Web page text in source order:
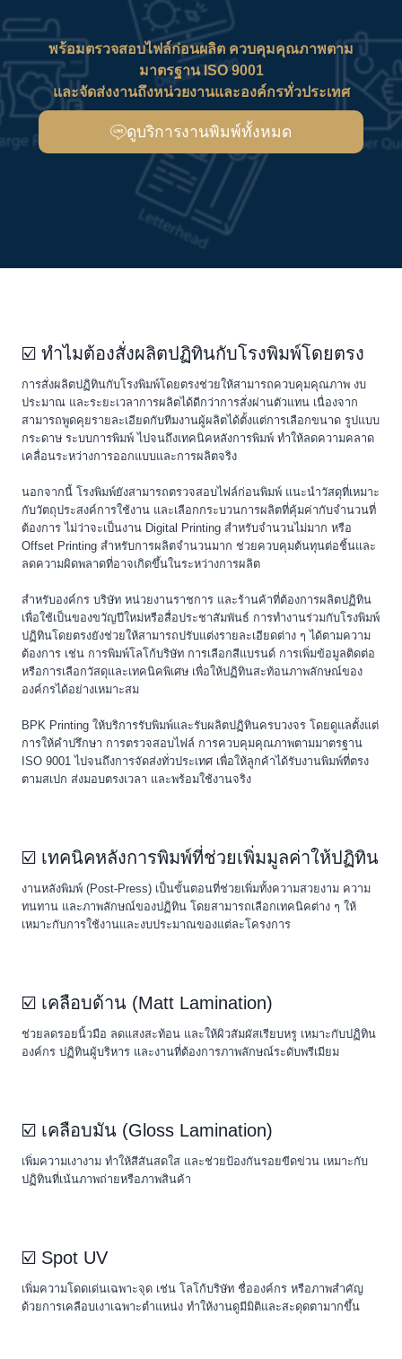
พร้อมตรวจสอบไฟล์ก่อนผลิต ควบคุมคุณภาพตาม
มาตรฐาน ISO 9001
และจัดส่งงานถึงหน่วยงานและองค์กรทั่วประเทศ
ดูบริการงานพิมพ์ทั้งหมด
☑️ ทำไมต้องสั่งผลิตปฏิทินกับโรงพิมพ์โดยตรง
การสั่งผลิตปฏิทินกับโรงพิมพ์โดยตรงช่วยให้สามารถควบคุมคุณภาพ งบ
ประมาณ และระยะเวลาการผลิตได้ดีกว่าการสั่งผ่านตัวแทน เนื่องจาก
สามารถพูดคุยรายละเอียดกับทีมงานผู้ผลิตได้ตั้งแต่การเลือกขนาด รูปแบบ
กระดาษ ระบบการพิมพ์ ไปจนถึงเทคนิคหลังการพิมพ์ ทำให้ลดความคลาด
เคลื่อนระหว่างการออกแบบและการผลิตจริง
นอกจากนี้ โรงพิมพ์ยังสามารถตรวจสอบไฟล์ก่อนพิมพ์ แนะนำวัสดุที่เหมาะ
กับวัตถุประสงค์การใช้งาน และเลือกกระบวนการผลิตที่คุ้มค่ากับจำนวนที่
ต้องการ ไม่ว่าจะเป็นงาน Digital Printing สำหรับจำนวนไม่มาก หรือ
Offset Printing สำหรับการผลิตจำนวนมาก ช่วยควบคุมต้นทุนต่อชิ้นและ
ลดความผิดพลาดที่อาจเกิดขึ้นในระหว่างการผลิต
สำหรับองค์กร บริษัท หน่วยงานราชการ และร้านค้าที่ต้องการผลิตปฏิทิน
เพื่อใช้เป็นของขวัญปีใหม่หรือสื่อประชาสัมพันธ์ การทำงานร่วมกับโรงพิมพ์
ปฏิทินโดยตรงยังช่วยให้สามารถปรับแต่งรายละเอียดต่าง ๆ ได้ตามความ
ต้องการ เช่น การพิมพ์โลโก้บริษัท การเลือกสีแบรนด์ การเพิ่มข้อมูลติดต่อ
หรือการเลือกวัสดุและเทคนิคพิเศษ เพื่อให้ปฏิทินสะท้อนภาพลักษณ์ของ
องค์กรได้อย่างเหมาะสม
BPK Printing ให้บริการรับพิมพ์และรับผลิตปฏิทินครบวงจร โดยดูแลตั้งแต่
การให้คำปรึกษา การตรวจสอบไฟล์ การควบคุมคุณภาพตามมาตรฐาน
ISO 9001 ไปจนถึงการจัดส่งทั่วประเทศ เพื่อให้ลูกค้าได้รับงานพิมพ์ที่ตรง
ตามสเปก ส่งมอบตรงเวลา และพร้อมใช้งานจริง
☑️ เทคนิคหลังการพิมพ์ที่ช่วยเพิ่มมูลค่าให้ปฏิทิน
งานหลังพิมพ์ (Post-Press) เป็นขั้นตอนที่ช่วยเพิ่มทั้งความสวยงาม ความ
ทนทาน และภาพลักษณ์ของปฏิทิน โดยสามารถเลือกเทคนิคต่าง ๆ ให้
เหมาะกับการใช้งานและงบประมาณของแต่ละโครงการ
☑️ เคลือบด้าน (Matt Lamination)
ช่วยลดรอยนิ้วมือ ลดแสงสะท้อน และให้ผิวสัมผัสเรียบหรู เหมาะกับปฏิทิน
องค์กร ปฏิทินผู้บริหาร และงานที่ต้องการภาพลักษณ์ระดับพรีเมียม
☑️ เคลือบมัน (Gloss Lamination)
เพิ่มความเงางาม ทำให้สีสันสดใส และช่วยป้องกันรอยขีดข่วน เหมาะกับ
ปฏิทินที่เน้นภาพถ่ายหรือภาพสินค้า
☑️ Spot UV
เพิ่มความโดดเด่นเฉพาะจุด เช่น โลโก้บริษัท ชื่อองค์กร หรือภาพสำคัญ
ด้วยการเคลือบเงาเฉพาะตำแหน่ง ทำให้งานดูมีมิติและสะดุดตามากขึ้น